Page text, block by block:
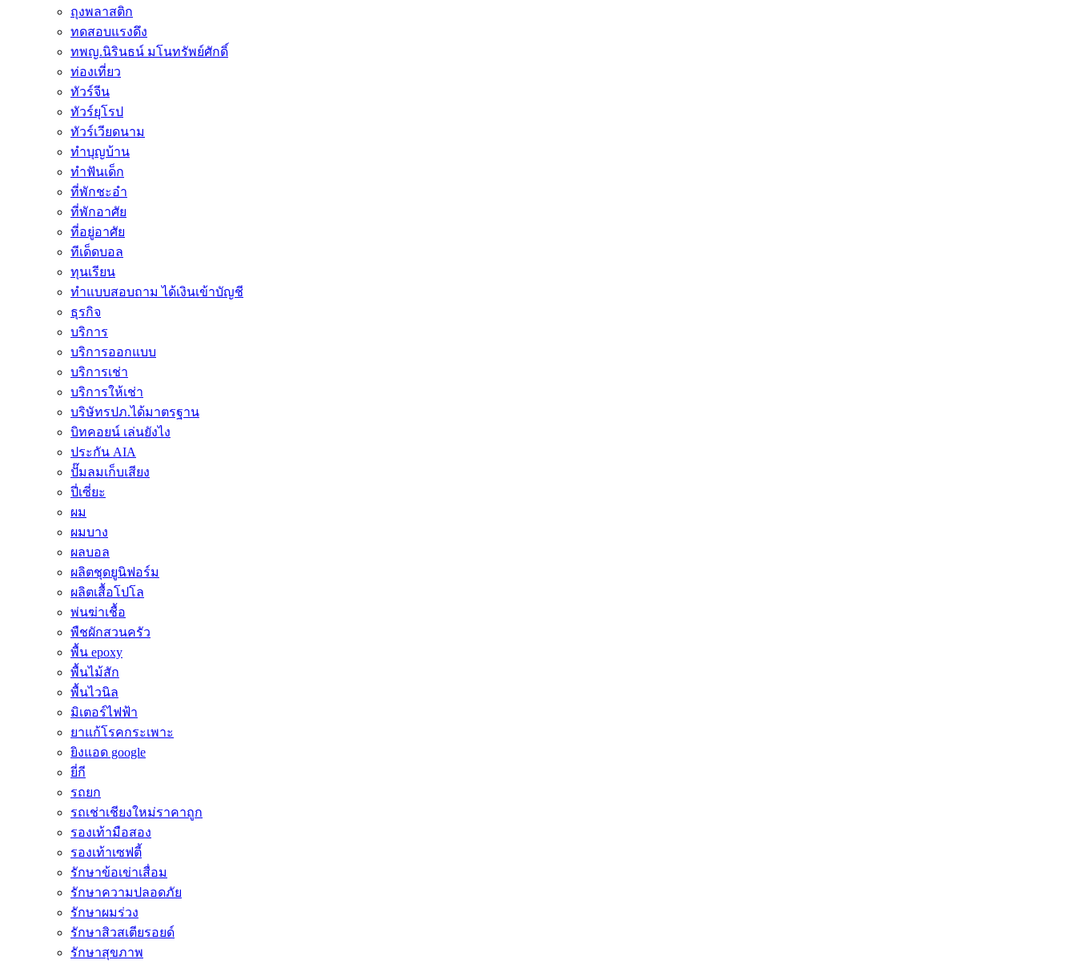
ถุงพลาสติก
ทดสอบแรงดึง
ทพญ.นิรินธน์ มโนทรัพย์ศักดิ์
ท่องเที่ยว
ทัวร์จีน
ทัวร์ยุโรป
ทัวร์เวียดนาม
ทำบุญบ้าน
ทำฟันเด็ก
ที่พักชะอำ
ที่พักอาศัย
ที่อยู่อาศัย
ทีเด็ดบอล
ทุนเรียน
ทําแบบสอบถาม ได้เงินเข้าบัญชี
ธุรกิจ
บริการ
บริการออกแบบ
บริการเช่า
บริการให้เช่า
บริษัทรปภ.ได้มาตรฐาน
บิทคอยน์ เล่นยังไง
ประกัน AIA
ปั๊มลมเก็บเสียง
ปี่เซี่ยะ
ผม
ผมบาง
ผลบอล
ผลิตชุดยูนิฟอร์ม
ผลิตเสื้อโปโล
พ่นฆ่าเชื้อ
พืชผักสวนครัว
พื้น epoxy
พื้นไม้สัก
พื้นไวนิล
มิเตอร์ไฟฟ้า
ยาแก้โรคกระเพาะ
ยิงแอด google
ยี่กี
รถยก
รถเช่าเชียงใหม่ราคาถูก
รองเท้ามือสอง
รองเท้าเซฟตี้
รักษาข้อเข่าเสื่อม
รักษาความปลอดภัย
รักษาผมร่วง
รักษาสิวสเตียรอยด์
รักษาสุขภาพ